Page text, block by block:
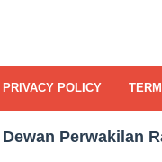
PRIVACY POLICY
Dewan Perwakilan